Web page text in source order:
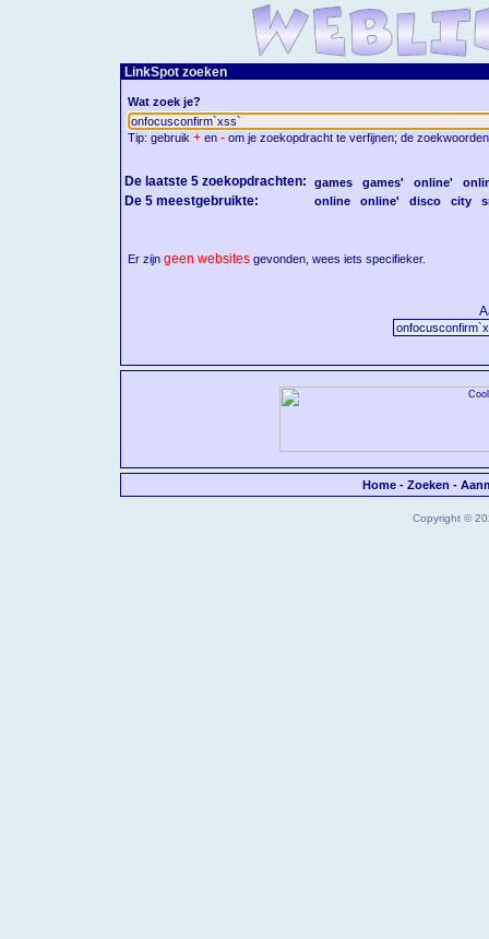
LinkSpot zoeken
Wat zoek je?
Tip: gebruik + en - om je zoekopdracht te verfijnen; de
De laatste 5 zoekopdrachten: games games' online'
De 5 meestgebruikte: online online' disco city
Er zijn geen websites gevonden, wees iets specifieker.
Home- Zoeken -
Copyright ©